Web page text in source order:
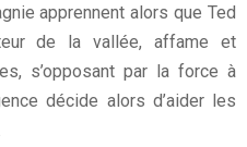
apprennent alors que Ted
de la vallée, affame et
s’opposant par la force à
décide alors d’aider les